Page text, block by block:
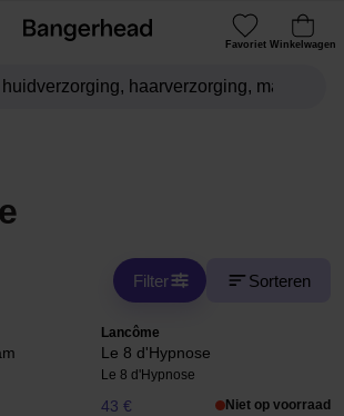
Favoriet Winkelwagen
Filter Sorteren
Lancôme
Le 8 d'Hypnose
Le 8 d'Hypnose
43 € Niet op voorraad